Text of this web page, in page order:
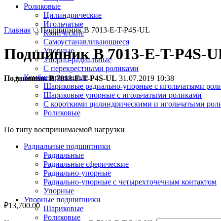
Роликовые
Цилиндрические
Игольчатые
Конические
Самоустанавливающиеся
Упорные
Упорно-радиальные
C перекрестными роликами
Комбинированные
Шариковые радиально-упорные с игольчатыми
Шариковые упорные с игольчатыми роликами
С короткими цилиндрическими и игольчатыми
Роликовые
По типу воспринимаемой нагрузки
Радиальные подшипники
Радиальные
Радиальные сферические
Радиально-упорные
Радиально-упорные с четырехточечным контактом
Упорные
Упорные подшипники
Шариковые
Роликовые
Главная \ \ Подшипник B 7013-E-T-P4S-UL
Подшипник B 7013-E-T-P4S-
Подшипник B 7013-E-T-P4S-UL 31.07.2019 10:38
₽13,700.00